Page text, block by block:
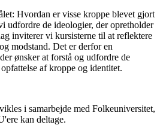
Hvordan er visse kroppe blevet gjort
udfordre de ideologier, der opretholder
inviterer vi kursisterne til at reflektere
modstand. Det er derfor en
ønsker at forstå og udfordre de
af kroppe og identitet.
i samarbejde med Folkeuniversitet,
kan deltage.